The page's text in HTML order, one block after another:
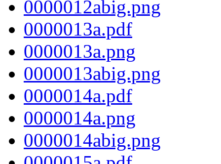
0000012abig.png
0000013a.pdf
0000013a.png
0000013abig.png
0000014a.pdf
0000014a.png
0000014abig.png